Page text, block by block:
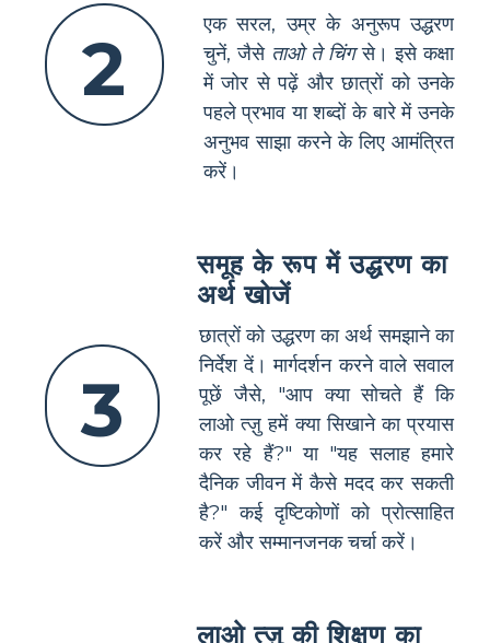
2
एक सरल, उम्र के अनुरूप उद्धरण
चुनें, जैसे ताओ ते चिंगसे। इसे कक्षा
में जोर से पढ़ें और छात्रों को उनके
पहले प्रभाव या शब्दों के बारे में उनके
अनुभव साझा करने के लिए आमंत्रित
करें।
3
समूह के रूप में उद्धरण का
अर्थ खोजें
छात्रों को उद्धरण का अर्थ समझाने का
निर्देश दें। मार्गदर्शन करने वाले सवाल
पूछें जैसे, "आप क्या सोचते हैं कि
लाओ त्ज़ु हमें क्या सिखाने का प्रयास
कर रहे हैं?" या "यह सलाह हमारे
दैनिक जीवन में कैसे मदद कर सकती
है?" कई दृष्टिकोणों को प्रोत्साहित
करें और सम्मानजनक चर्चा करें।
लाओ त्ज़ु की शिक्षण का